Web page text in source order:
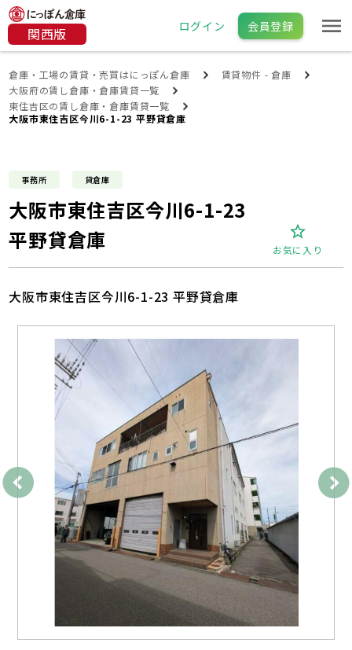
関西版 ログイン 会員登録
倉庫・工場の賃貸・売買はにっぽん倉庫
賃貸物件 - 倉庫
大阪府の賃し倉庫・倉庫賃貸一覧
東住吉区の賃し倉庫・倉庫賃貸一覧
大阪市東住吉区今川6-1-23 平野貸倉庫
事務所 貸倉庫
大阪市東住吉区今川6-1-23
平野貸倉庫
お気に入り
大阪市東住吉区今川6-1-23 平野貸倉庫